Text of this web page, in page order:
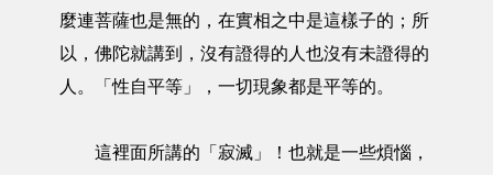
麼連菩薩也是無的，在實相之中是這樣子的；所
以，佛陀就講到，沒有證得的人也沒有未證得的
人。「性自平等」，一切現象都是平等的。
這裡面所講的「寂滅」！也就是一些煩惱，